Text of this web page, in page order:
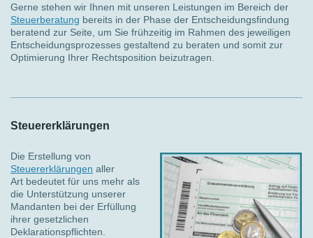
Gerne stehen wir Ihnen mit unseren Leistungen im Bereich der
Steuerberatung bereits in der Phase der Entscheidungsfindung
beratend zur Seite, um Sie frühzeitig im Rahmen des jeweiligen
Entscheidungsprozesses gestaltend zu beraten und somit zur
Optimierung Ihrer Rechtsposition beizutragen.
Steuererklärungen
Die Erstellung von
Steuererklärungen aller
Art bedeutet für uns mehr als
die Unterstützung unserer
Mandanten bei der Erfüllung
ihrer gesetzlichen
Deklarationspflichten.